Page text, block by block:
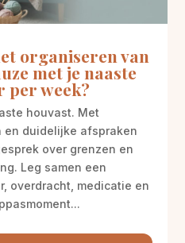
organiseren van
met je naaste
per week?
houvast. Met
en duidelijke afspraken
over grenzen en
Leg samen een
overdracht, medicatie en